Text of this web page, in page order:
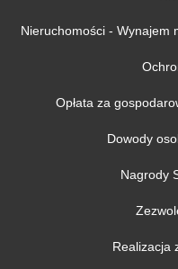
Nieruchomości - Wynajem
Opłata za
Dowody
Nagrody
Realizacja